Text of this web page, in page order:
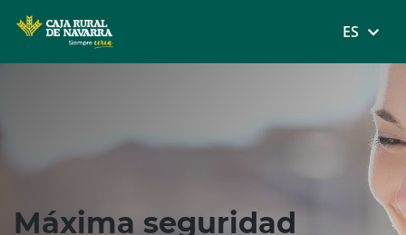
contentt
ES
Máxima seguridad